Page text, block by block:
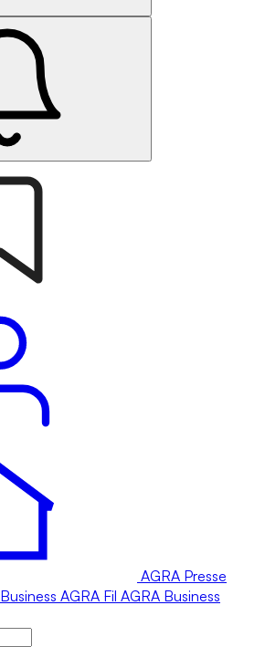
AGRA Presse
Business AGRA Fil AGRA Business